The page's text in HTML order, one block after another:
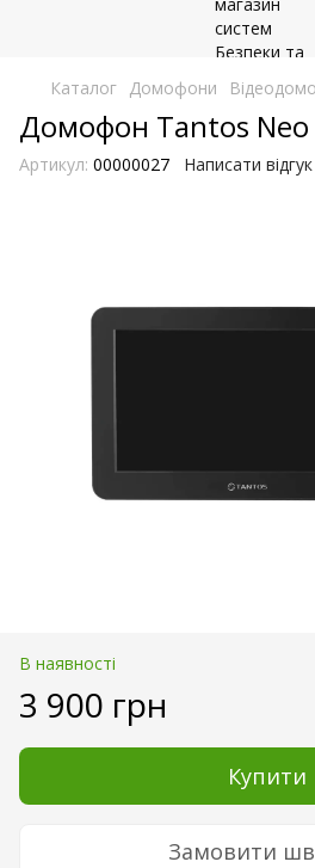
Каталог Домофони
Домофон Tantos Neo
Артикул: 00000027 Написати відгук
В наявності
3 900 грн
Купити
Замовити